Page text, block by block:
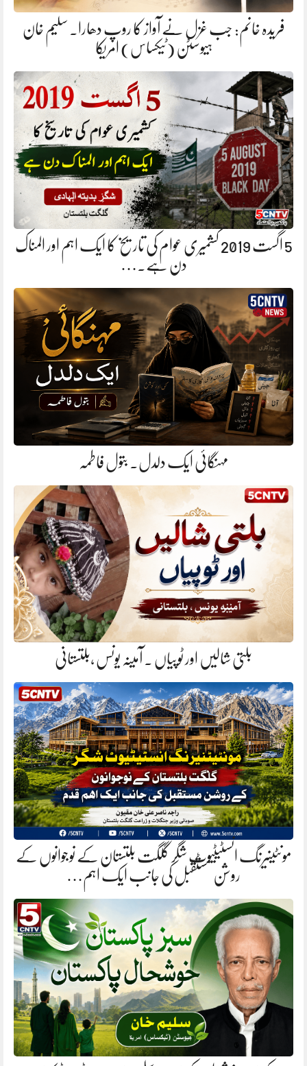
فریدہ خانم: جب غزل نے آواز کا روپ دھارا. سلیم خان
ہیوسٹن (ٹیکساس) امریکا
5 اگست 2019 کشمیری عوام کی تاریخ کا ایک اہم اور المناک
دن ہے.…
مہنگائی ایک دلدل. بتول فاطمہ
بلتی شالیں اور ٹوپیاں . آمینہ یونس ،بلتستانی
مونٹینیرنگ انسٹیٹیوٹ شگر گلگت بلتستان کے نوجوانوں کے
روشن مستقبل کی جانب ایک اہم…